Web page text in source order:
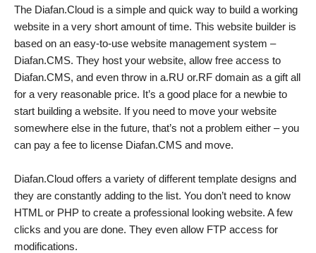
The Diafan.Cloud is a simple and quick way to build a working
website in a very short amount of time. This website builder is
based on an easy-to-use website management system –
Diafan.CMS. They host your website, allow free access to
Diafan.CMS, and even throw in a.RU or.RF domain as a gift all
for a very reasonable price. It’s a good place for a newbie to
start building a website. If you need to move your website
somewhere else in the future, that’s not a problem either – you
can pay a fee to license Diafan.CMS and move.
Diafan.Cloud offers a variety of different template designs and
they are constantly adding to the list. You don’t need to know
HTML or PHP to create a professional looking website. A few
clicks and you are done. They even allow FTP access for
modifications.